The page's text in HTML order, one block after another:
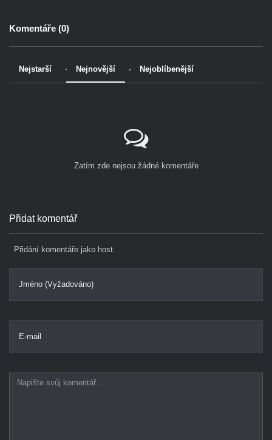
Komentáře (0)
Nejstarší Nejnovější Nejoblíbenější
Zatím zde nejsou žádné komentáře
Přidat komentář
Přidání komentáře jako host.
Jméno (Vyžadováno)
E-mail